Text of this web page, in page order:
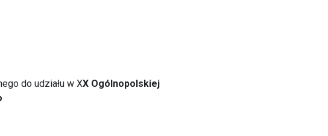
do udziału w XX Ogólnopolskiej